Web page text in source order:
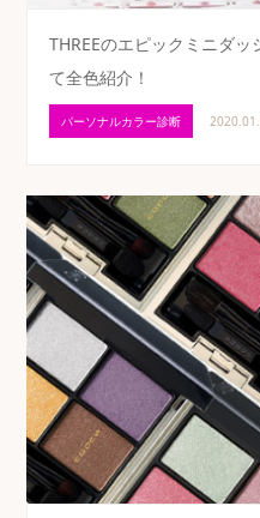
THREEのエピックミニダ
て全色紹介！
パーソナルカラー診断